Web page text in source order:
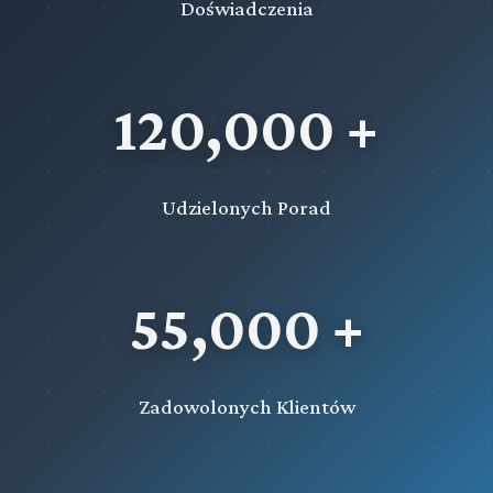
Przestępstwa przeciwko obronności
Rozdział XIX (art. 148 - 162)
Przestępstwa przeciwko bezpieczeństwu w komunikacji
Przestępstwa przeciwko środowisku
Doświadczenia
120,000 +
Udzielonych Porad
55,000 +
Zadowolonych Klientów